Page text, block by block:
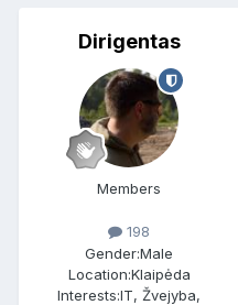
Dirigentas
Members
198
Gender:Male
Location:Klaipėda
Interests:IT, Žvejyba,